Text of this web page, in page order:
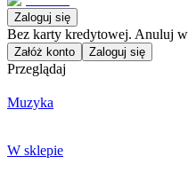
Zaloguj się
Bez karty kredytowej. Anuluj
Załóż konto Zaloguj się
Przeglądaj
Muzyka
W sklepie